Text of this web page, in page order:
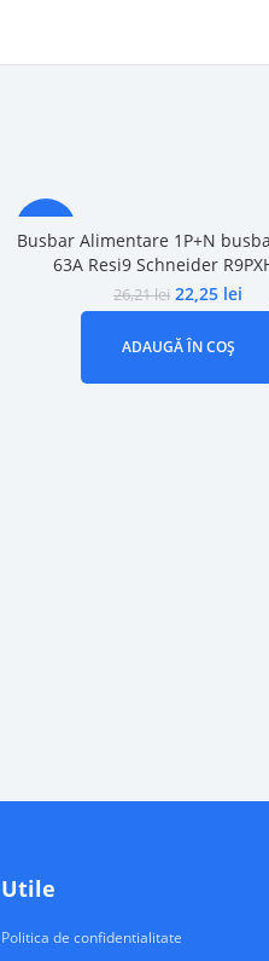
-15%
Busbar Alimentare 1P+N
63A Resi9 Schneider
26,21lei 22,25 lei
ADAUGĂ ÎN COȘ
Utile
Politica de confidentialitate